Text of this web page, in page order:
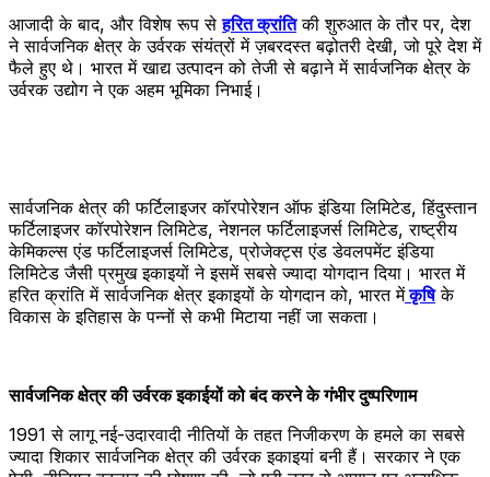
आजादी के बाद, और विशेष रूप सेहरित क्रांतिकी शुरुआत के तौर पर, देश
ने सार्वजनिक क्षेत्र के उर्वरक संयंत्रों में ज़बरदस्त बढ़ोतरी देखी, जो पूरे देश में
फैले हुए थे। भारत में खाद्य उत्पादन को तेजी से बढ़ाने में सार्वजनिक क्षेत्र के
उर्वरक उद्योग ने एक अहम भूमिका निभाई।
सार्वजनिक क्षेत्र की फर्टिलाइजर कॉरपोरेशन ऑफ इंडिया लिमिटेड, हिंदुस्तान
फर्टिलाइजर कॉरपोरेशन लिमिटेड, नेशनल फर्टिलाइजर्स लिमिटेड, राष्ट्रीय
केमिकल्स एंड फर्टिलाइजर्स लिमिटेड, प्रोजेक्ट्स एंड डेवलपमेंट इंडिया
लिमिटेड जैसी प्रमुख इकाइयों ने इसमें सबसे ज्यादा योगदान दिया। भारत में
हरित क्रांति में सार्वजनिक क्षेत्र इकाइयों के योगदान को, भारत मेंकृषिके
विकास के इतिहास के पन्नों से कभी मिटाया नहीं जा सकता।
सार्वजनिक क्षेत्र की उर्वरक इकाईयों को बंद करने के गंभीर दुष्परिणाम
1991 से लागू नई-उदारवादी नीतियों के तहत निजीकरण के हमले का सबसे
ज्यादा शिकार सार्वजनिक क्षेत्र की उर्वरक इकाइयां बनी हैं। सरकार ने एक